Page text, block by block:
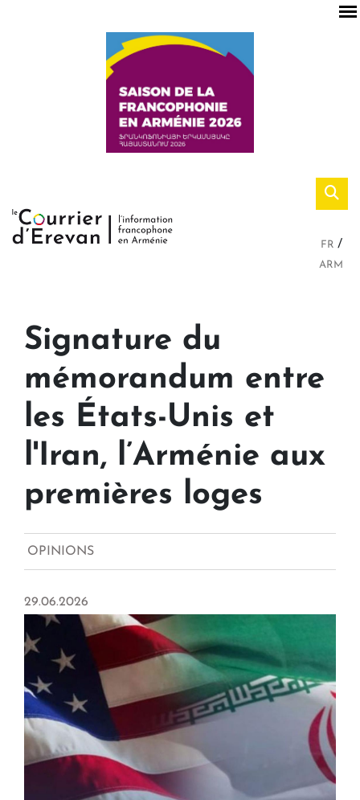
FR
ARM
Signature du
mémorandum entre
les États-Unis et
l'Iran, l’Arménie aux
premières loges
OPINIONS
29.06.2026